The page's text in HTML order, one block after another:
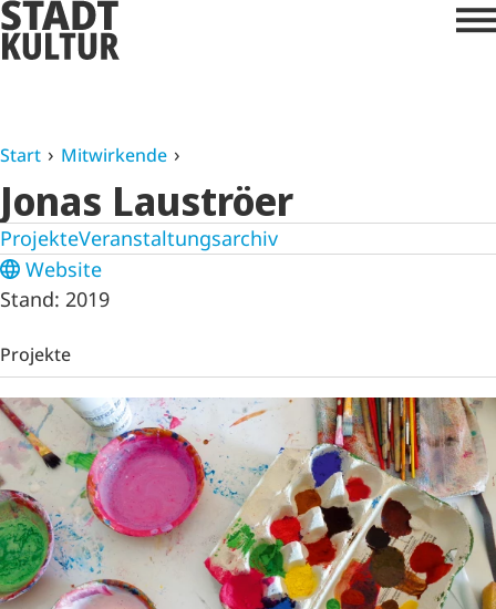
Start Mitwirkende
Jonas Lauströer
ProjekteVeranstaltungsarchiv
Website
Stand: 2019
Projekte